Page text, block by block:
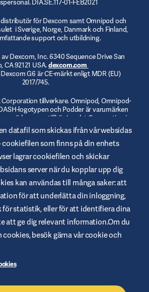
DIA.SE.117-01-FEB2021
för Dexcom samt Omnipod och
i Sverige, Norge, Danmark och Finland,
support och utbildning.
Dexcom, Inc. 6340 Sequence Drive San
CA 92121 USA.dexcom.com
G6 är CE-märkt enligt MDR (EU)
2017/745.
tillverkare. Omnipod, Omnipod-
logotypen och Podder är varumärken
som tillhör Insulet Corporation i
myomnipod.com . Omnipod DASH
CE-märkta enligt MDR (EU) 2017/745.
Allmänna Användarvillkor
Integritetspolicy
Cookies
Ansvarig utgivare
datafil som skickas ifrån vår websidas
cookiefilen som finns på din enhets
lagrar cookiefilen och skickar
server när du kopplar upp dig
kan användas till många saker: att
för att underlätta din inloggning,
statistik, eller för att identifiera dina
att ge dig relevant information.Om du
cookies, besök gärna vår cookie och